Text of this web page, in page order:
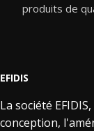
produits de
EFIDIS
La société
conception,